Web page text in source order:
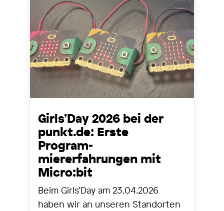
Blick zurück und nach vorne.
Girls’Day 2026 bei der
punkt.de: Erste
Program-
miererfahrungen mit
Micro:bit
Beim Girls’Day am 23.04.2026
haben wir an unseren Standorten